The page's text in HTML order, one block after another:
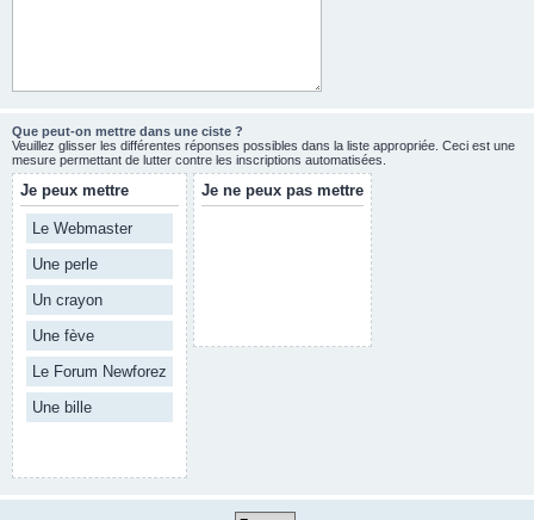
Que peut-on mettre dans une ciste ?
Veuillez glisser les différentes réponses possibles dans la liste appropriée. Ceci est une
mesure permettant de lutter contre les inscriptions automatisées.
Je peux mettre
Le Webmaster
Une perle
Un crayon
Une fève
Le Forum Newforez
Une bille
Je ne peux pas mettre